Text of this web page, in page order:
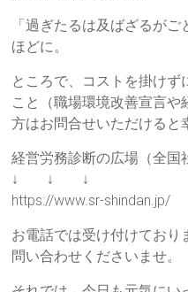
金
作
を
柱
に
え
た、
本
質
的
「過ぎたるは及ばざるが
ほどに。
ところで、コストを掛け
こと（職場環境改善宣言や
方はお問合せいただけると
経営労務診断の広場（全国
↓ ↓ ↓
https://www.sr-shindan.jp/
お電話では受け付けており
問い合わせくださいませ。